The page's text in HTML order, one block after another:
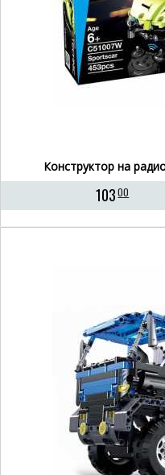
Конструктор на
10300